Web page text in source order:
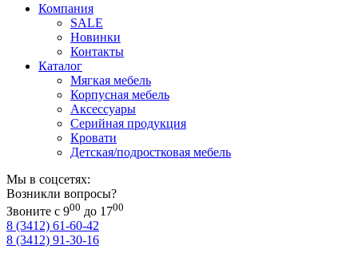
Компания
SALE
Новинки
Контакты
Каталог
Мягкая мебель
Корпусная мебель
Аксессуары
Серийная продукция
Кровати
Детская/подростковая мебель
Мы в соцсетях:
Возникли вопросы?
Звоните с 900 до 1700
8 (3412) 61-60-42
8 (3412) 91-30-16